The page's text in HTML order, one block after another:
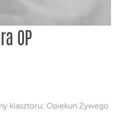
OP
klasztoru; Opiekun Żywego